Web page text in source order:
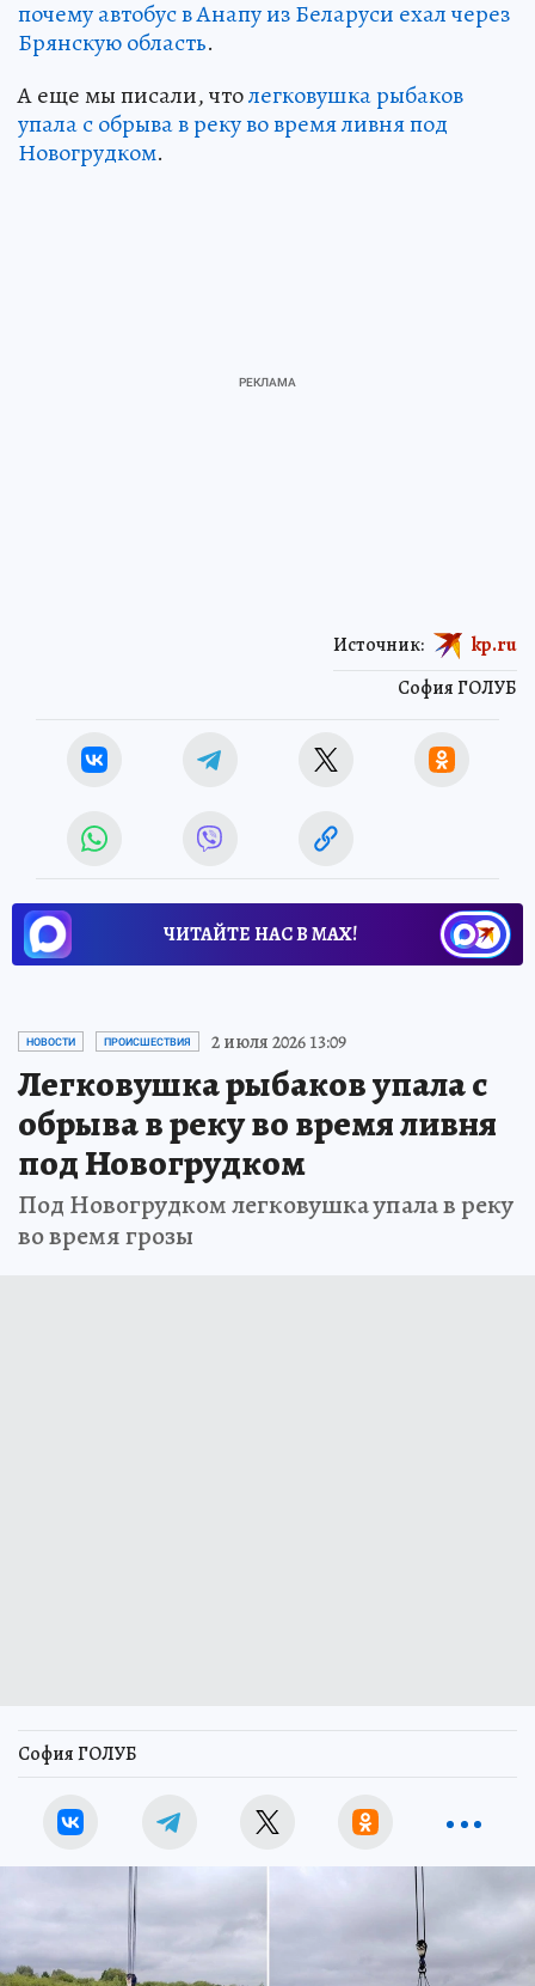
почему автобус в Анапу из Беларуси ехал через
Брянскую область.
А еще мы писали, чтолегковушка рыбаков
упала с обрыва в реку во время ливня под
Новогрудком.
София ГОЛУБ
Источник: kp.ru
ЧИТАЙТЕ НАС В МАХ!
НОВОСТИ ПРОИСШЕСТВИЯ 2 июля 2026 13:09
Легковушка рыбаков упала с
обрыва в реку во время ливня
под Новогрудком
Под Новогрудком легковушка упала в реку
во время грозы
София ГОЛУБ